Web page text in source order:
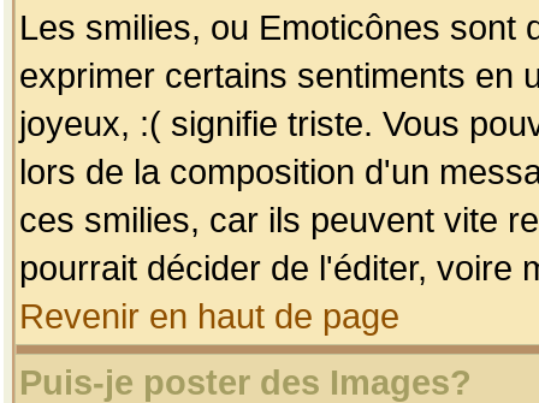
Les smilies, ou Emoticônes sont
exprimer certains sentiments en
joyeux, :( signifie triste. Vous
lors de la composition d'un
ces smilies, car ils peuvent vite
pourrait décider de l'éditer, voire
Revenir en haut de page
Puis-je poster des Images?